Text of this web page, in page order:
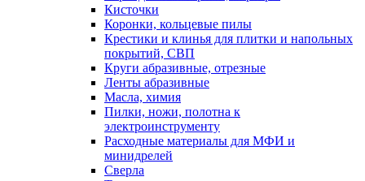
Кисточки
Коронки, кольцевые пилы
Крестики и клинья для плитки и напольных
покрытий, СВП
Круги абразивные, отрезные
Ленты абразивные
Масла, химия
Пилки, ножи, полотна к
электроинструменту
Расходные материалы для МФИ и
минидрелей
Сверла